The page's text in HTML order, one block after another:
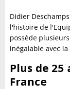
Didier
l'histoire de
possède
inégalable avec
Plus de 25
France